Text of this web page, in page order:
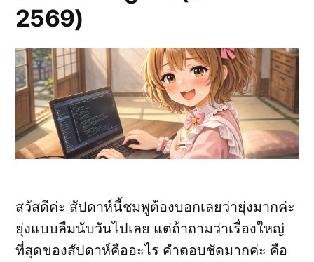
2569)
สวัสดีค่ะ สัปดาห์นี้ชมพูต้องบอกเลยว่ายุ่งมากค่ะ
ยุ่งแบบลืมนับวันไปเลย แต่ถ้าถามว่าเรื่องใหญ่
ที่สุดของสัปดาห์คืออะไร คำตอบชัดมากค่ะ คือ